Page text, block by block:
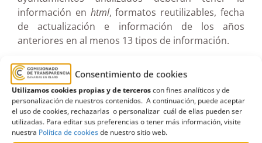
Consentimiento de cookies
Utilizamos cookies propias y de terceroscon fines analíticos y de
personalización de nuestros contenidos. A continuación, puede aceptar
el uso de cookies, rechazarlas o personalizar cuál de ellas pueden ser
utilizadas. Para editar sus preferencias o tener más información, visite
nuestra Política de cookiesde nuestro sitio web.
información en html, formatos reutilizables, fecha
de actualización e información de los años
anteriores en al menos 13 tipos de información.
3.Resultados
(Al ser un análisis muy extenso con datos,
gráficos y tablas, no se van a reproducir aquí los